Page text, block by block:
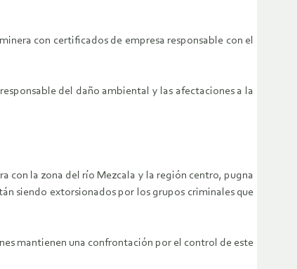
con certificados de empresa responsable con el
del daño ambiental y las afectaciones a la
con la zona del río Mezcala y la región centro, pugna
siendo extorsionados por los grupos criminales que
mantienen una confrontación por el control de este